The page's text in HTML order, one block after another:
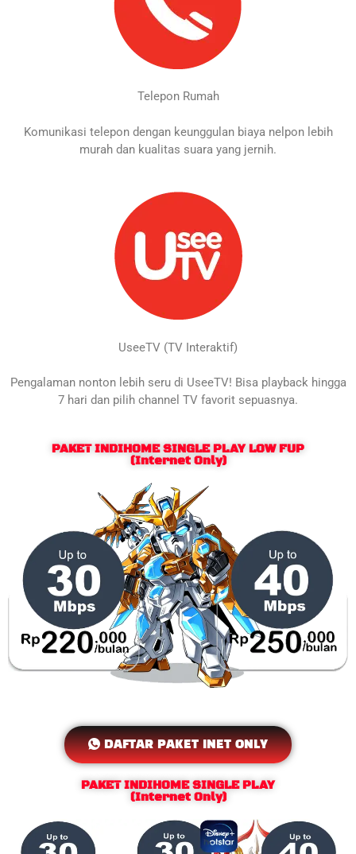
Telepon Rumah
Komunikasi telepon dengan keunggulan biaya nelpon lebih
murah dan kualitas suara yang jernih.
UseeTV (TV Interaktif)
Pengalaman nonton lebih seru di UseeTV! Bisa playback hingga
7 hari dan pilih channel TV favorit sepuasnya.
PAKET INDIHOME SINGLE PLAY LOW FUP
(Internet Only)
DAFTAR PAKET INET ONLY
PAKET INDIHOME SINGLE PLAY
(Internet Only)